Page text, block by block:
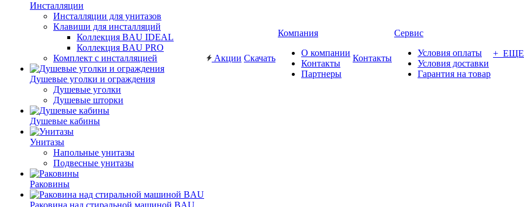
Инсталляции
Инсталляции для унитазов
Клавиши для инсталляций
Коллекция BAU IDEAL
Коллекция BAU PRO
Комплект с инсталляцией
Душевые уголки и ограждения
Душевые уголки
Душевые шторки
Душевые кабины
Унитазы
Напольные унитазы
Подвесные унитазы
Раковины
Раковина над стиральной машиной BAU
Акции Скачать
Компания
О компании
Контакты
Партнеры
Контакты
Сервис
Условия оплаты
Условия доставки
Гарантия на товар
+ ЕЩЕ